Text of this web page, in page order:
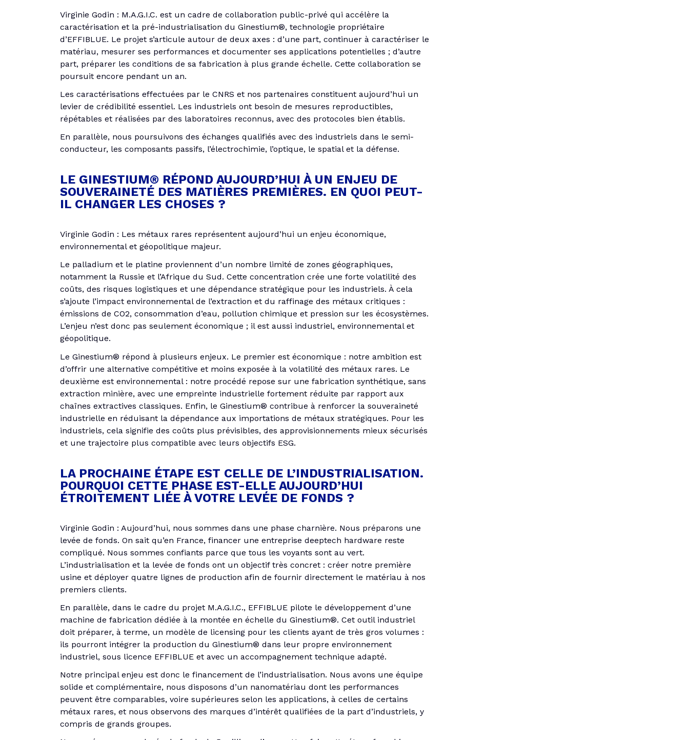
Virginie Godin : M.A.G.I.C. est un cadre de collaboration public-privé qui accélère la
caractérisation et la pré-industrialisation du Ginestium®, technologie propriétaire
d’EFFIBLUE. Le projet s’articule autour de deux axes : d’une part, continuer à caractériser le
matériau, mesurer ses performances et documenter ses applications potentielles ; d’autre
part, préparer les conditions de sa fabrication à plus grande échelle. Cette collaboration se
poursuit encore pendant un an.
Les caractérisations effectuées par le CNRS et nos partenaires constituent aujourd’hui un
levier de crédibilité essentiel. Les industriels ont besoin de mesures reproductibles,
répétables et réalisées par des laboratoires reconnus, avec des protocoles bien établis.
En parallèle, nous poursuivons des échanges qualifiés avec des industriels dans le semi-
conducteur, les composants passifs, l’électrochimie, l’optique, le spatial et la défense.
LE GINESTIUM® RÉPOND AUJOURD’HUI À UN ENJEU DE
SOUVERAINETÉ DES MATIÈRES PREMIÈRES. EN QUOI PEUT-
IL CHANGER LES CHOSES ?
Virginie Godin : Les métaux rares représentent aujourd’hui un enjeu économique,
environnemental et géopolitique majeur.
Le palladium et le platine proviennent d’un nombre limité de zones géographiques,
notamment la Russie et l’Afrique du Sud. Cette concentration crée une forte volatilité des
coûts, des risques logistiques et une dépendance stratégique pour les industriels. À cela
s’ajoute l’impact environnemental de l’extraction et du raffinage des métaux critiques :
émissions de CO2, consommation d’eau, pollution chimique et pression sur les écosystèmes.
L’enjeu n’est donc pas seulement économique ; il est aussi industriel, environnemental et
géopolitique.
Le Ginestium® répond à plusieurs enjeux. Le premier est économique : notre ambition est
d’offrir une alternative compétitive et moins exposée à la volatilité des métaux rares. Le
deuxième est environnemental : notre procédé repose sur une fabrication synthétique, sans
extraction minière, avec une empreinte industrielle fortement réduite par rapport aux
chaînes extractives classiques. Enfin, le Ginestium® contribue à renforcer la souveraineté
industrielle en réduisant la dépendance aux importations de métaux stratégiques. Pour les
industriels, cela signifie des coûts plus prévisibles, des approvisionnements mieux sécurisés
et une trajectoire plus compatible avec leurs objectifs ESG.
LA PROCHAINE ÉTAPE EST CELLE DE L’INDUSTRIALISATION.
POURQUOI CETTE PHASE EST-ELLE AUJOURD’HUI
ÉTROITEMENT LIÉE À VOTRE LEVÉE DE FONDS ?
Virginie Godin : Aujourd’hui, nous sommes dans une phase charnière. Nous préparons une
levée de fonds. On sait qu’en France, financer une entreprise deeptech hardware reste
compliqué. Nous sommes confiants parce que tous les voyants sont au vert.
L’industrialisation et la levée de fonds ont un objectif très concret : créer notre première
usine et déployer quatre lignes de production afin de fournir directement le matériau à nos
premiers clients.
En parallèle, dans le cadre du projet M.A.G.I.C., EFFIBLUE pilote le développement d’une
machine de fabrication dédiée à la montée en échelle du Ginestium®. Cet outil industriel
doit préparer, à terme, un modèle de licensing pour les clients ayant de très gros volumes :
ils pourront intégrer la production du Ginestium® dans leur propre environnement
industriel, sous licence EFFIBLUE et avec un accompagnement technique adapté.
Notre principal enjeu est donc le financement de l’industrialisation. Nous avons une équipe
solide et complémentaire, nous disposons d’un nanomatériau dont les performances
peuvent être comparables, voire supérieures selon les applications, à celles de certains
métaux rares, et nous observons des marques d’intérêt qualifiées de la part d’industriels, y
compris de grands groupes.